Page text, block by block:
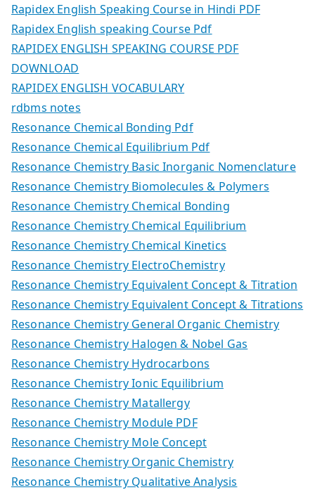
Rapidex English Speaking Course in Hindi PDF
Rapidex English speaking Course Pdf
RAPIDEX ENGLISH SPEAKING COURSE PDF
DOWNLOAD
RAPIDEX ENGLISH VOCABULARY
rdbms notes
Resonance Chemical Bonding Pdf
Resonance Chemical Equilibrium Pdf
Resonance Chemistry Basic Inorganic Nomenclature
Resonance Chemistry Biomolecules & Polymers
Resonance Chemistry Chemical Bonding
Resonance Chemistry Chemical Equilibrium
Resonance Chemistry Chemical Kinetics
Resonance Chemistry ElectroChemistry
Resonance Chemistry Equivalent Concept & Titration
Resonance Chemistry Equivalent Concept & Titrations
Resonance Chemistry General Organic Chemistry
Resonance Chemistry Halogen & Nobel Gas
Resonance Chemistry Hydrocarbons
Resonance Chemistry Ionic Equilibrium
Resonance Chemistry Matallergy
Resonance Chemistry Module PDF
Resonance Chemistry Mole Concept
Resonance Chemistry Organic Chemistry
Resonance Chemistry Qualitative Analysis